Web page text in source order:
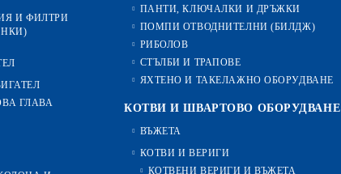
И ФИЛТРИ
ГЛАВА
ПАНТИ, КЛЮЧАЛКИ И ДРЪЖКИ
ПОМПИ ОТВОДНИТЕЛНИ (БИЛДЖ)
РИБОЛОВ
СТЪЛБИ И ТРАПОВЕ
ЯХТЕНО И ТАКЕЛАЖНО ОБОРУДВАНЕ
КОТВИ И ШВАРТОВО ОБОРУДВАНЕ
ВЪЖЕТА
КОТВИ И ВЕРИГИ
КОТВЕНИ ВЕРИГИ И ВЪЖЕТА